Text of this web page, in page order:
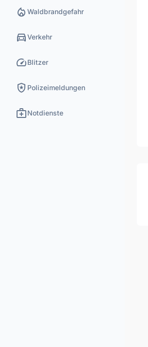
local_fire_department Waldbrandgefahr
directions_carVerkehr
speedBlitzer
local_police Polizeimeldungen
medical_servicesNotdienste